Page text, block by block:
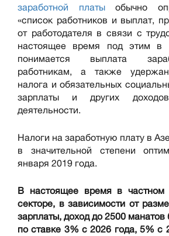
заработной платы обычно
«список работников и выплат,
от работодателя в связи с
настоящее время под этим в
понимается выплата
работникам, а также
налога и обязательных
зарплаты и других
деятельности.
Налоги на заработную плату в
в значительной степени
января 2019 года.
В настоящее время в частном
секторе, в зависимости от
зарплаты, доход до 2500 манатов
по ставке 3% с 2026 года, 5% с